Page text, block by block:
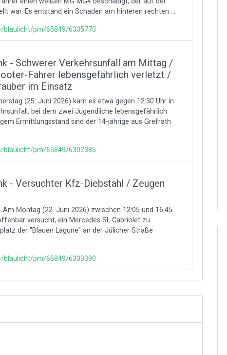
war. Es entstand ein Schaden am hinteren rechten ...
blaulicht/pm/65849/6305770
- Schwerer Verkehrsunfall am Mittag /
Fahrer lebensgefährlich verletzt /
im Einsatz
(25. Juni 2026) kam es etwa gegen 12:30 Uhr in
bei dem zwei Jugendliche lebensgefährlich
Ermittlungsstand sind der 14-jährige aus Grefrath
blaulicht/pm/65849/6302385
- Versuchter Kfz-Diebstahl / Zeugen
Montag (22. Juni 2026) zwischen 12:05 und 16:45
versucht, ein Mercedes SL Cabriolet zu
der "Blauen Lagune" an der Jülicher Straße
blaulicht/pm/65849/6300390